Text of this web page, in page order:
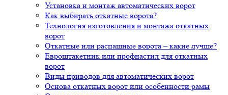
Установка и монтаж автоматических ворот
Как выбирать откатные ворота?
Технология изготовления и монтажа откатных
ворот
Откатные или распашные ворота – какие лучше?
Евроштакетник или профнастил для откатных
ворот
Виды приводов для автоматических ворот
Основа откатных ворот или особенности рамы